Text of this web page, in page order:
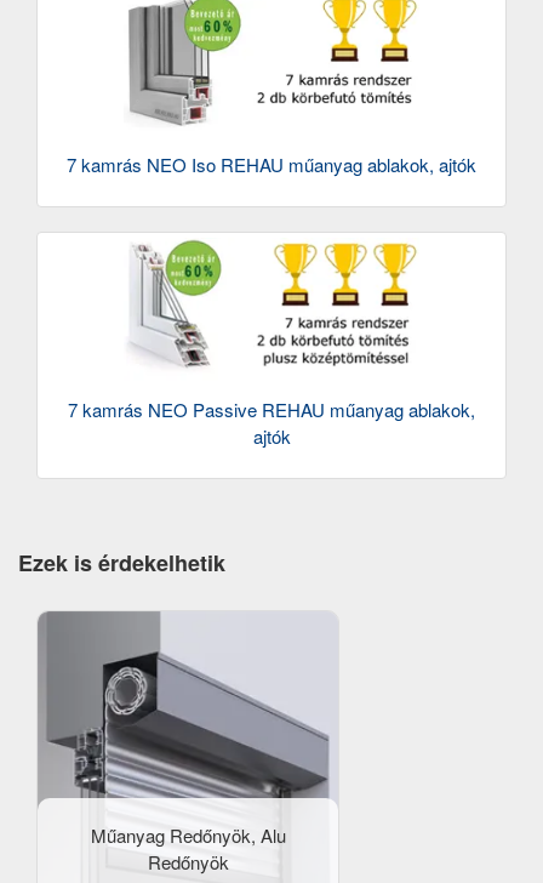
7 kamrás NEO Iso REHAU műanyag ablakok, ajtók
7 kamrás NEO Passive REHAU műanyag ablakok,
ajtók
Ezek is érdekelhetik
Műanyag Redőnyök, Alu
Redőnyök